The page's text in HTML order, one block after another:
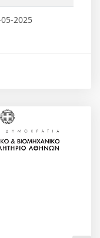
2025